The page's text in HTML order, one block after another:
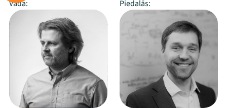
Vada:
Piedalās: